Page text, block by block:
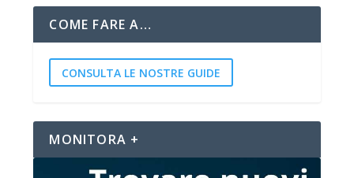
COME FARE A…
CONSULTA LE NOSTRE GUIDE
MONITORA +